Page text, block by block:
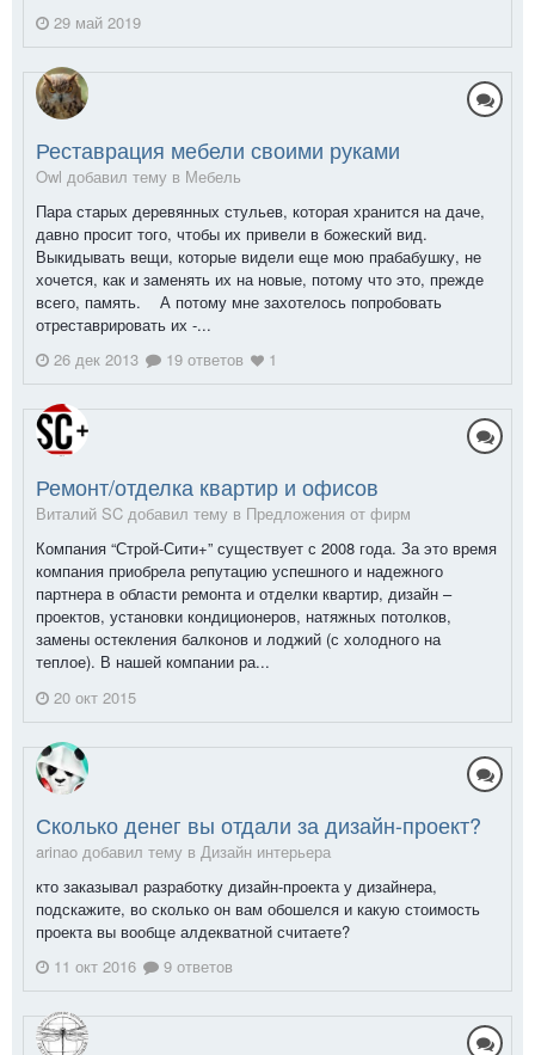
29 май 2019
Реставрация мебели своими руками
Owl добавил тему в Мебель
Пара старых деревянных стульев, которая хранится на даче,
давно просит того, чтобы их привели в божеский вид.
Выкидывать вещи, которые видели еще мою прабабушку, не
хочется, как и заменять их на новые, потому что это, прежде
всего, память. А потому мне захотелось попробовать
отреставрировать их -...
26 дек 2013
19 ответов 1
Ремонт/отделка квартир и офисов
Виталий SC добавил тему в Предложения от фирм
Компания “Строй-Сити+” существует с 2008 года. За это время
компания приобрела репутацию успешного и надежного
партнера в области ремонта и отделки квартир, дизайн –
проектов, установки кондиционеров, натяжных потолков,
замены остекления балконов и лоджий (с холодного на
теплое). В нашей компании ра...
20 окт 2015
Сколько денег вы отдали за дизайн-проект?
arinao добавил тему в Дизайн интерьера
кто заказывал разработку дизайн-проекта у дизайнера,
подскажите, во сколько он вам обошелся и какую стоимость
проекта вы вообще алдекватной считаете?
11 окт 2016
9 ответов